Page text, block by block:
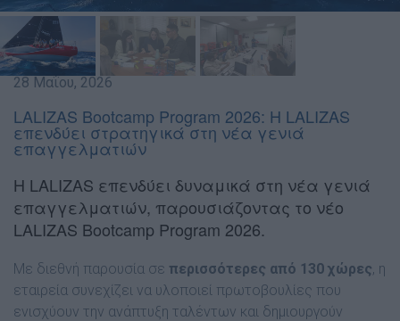
28 Μαΐου, 2026
LALIZAS Bootcamp Program 2026: Η LALIZAS
επενδύει στρατηγικά στη νέα γενιά
επαγγελματιών
Η LALIZAS επενδύει δυναμικά στη νέα γενιά
επαγγελματιών, παρουσιάζοντας το νέο
LALIZAS Bootcamp Program 2026.
Με διεθνή παρουσία σε περισσότερες από 130 χώρες, η
εταιρεία συνεχίζει να υλοποιεί πρωτοβουλίες που
ενισχύουν την ανάπτυξη ταλέντων και δημιουργούν